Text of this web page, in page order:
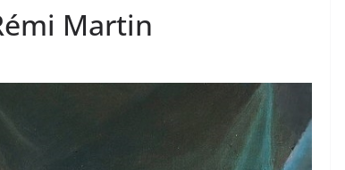
Martin